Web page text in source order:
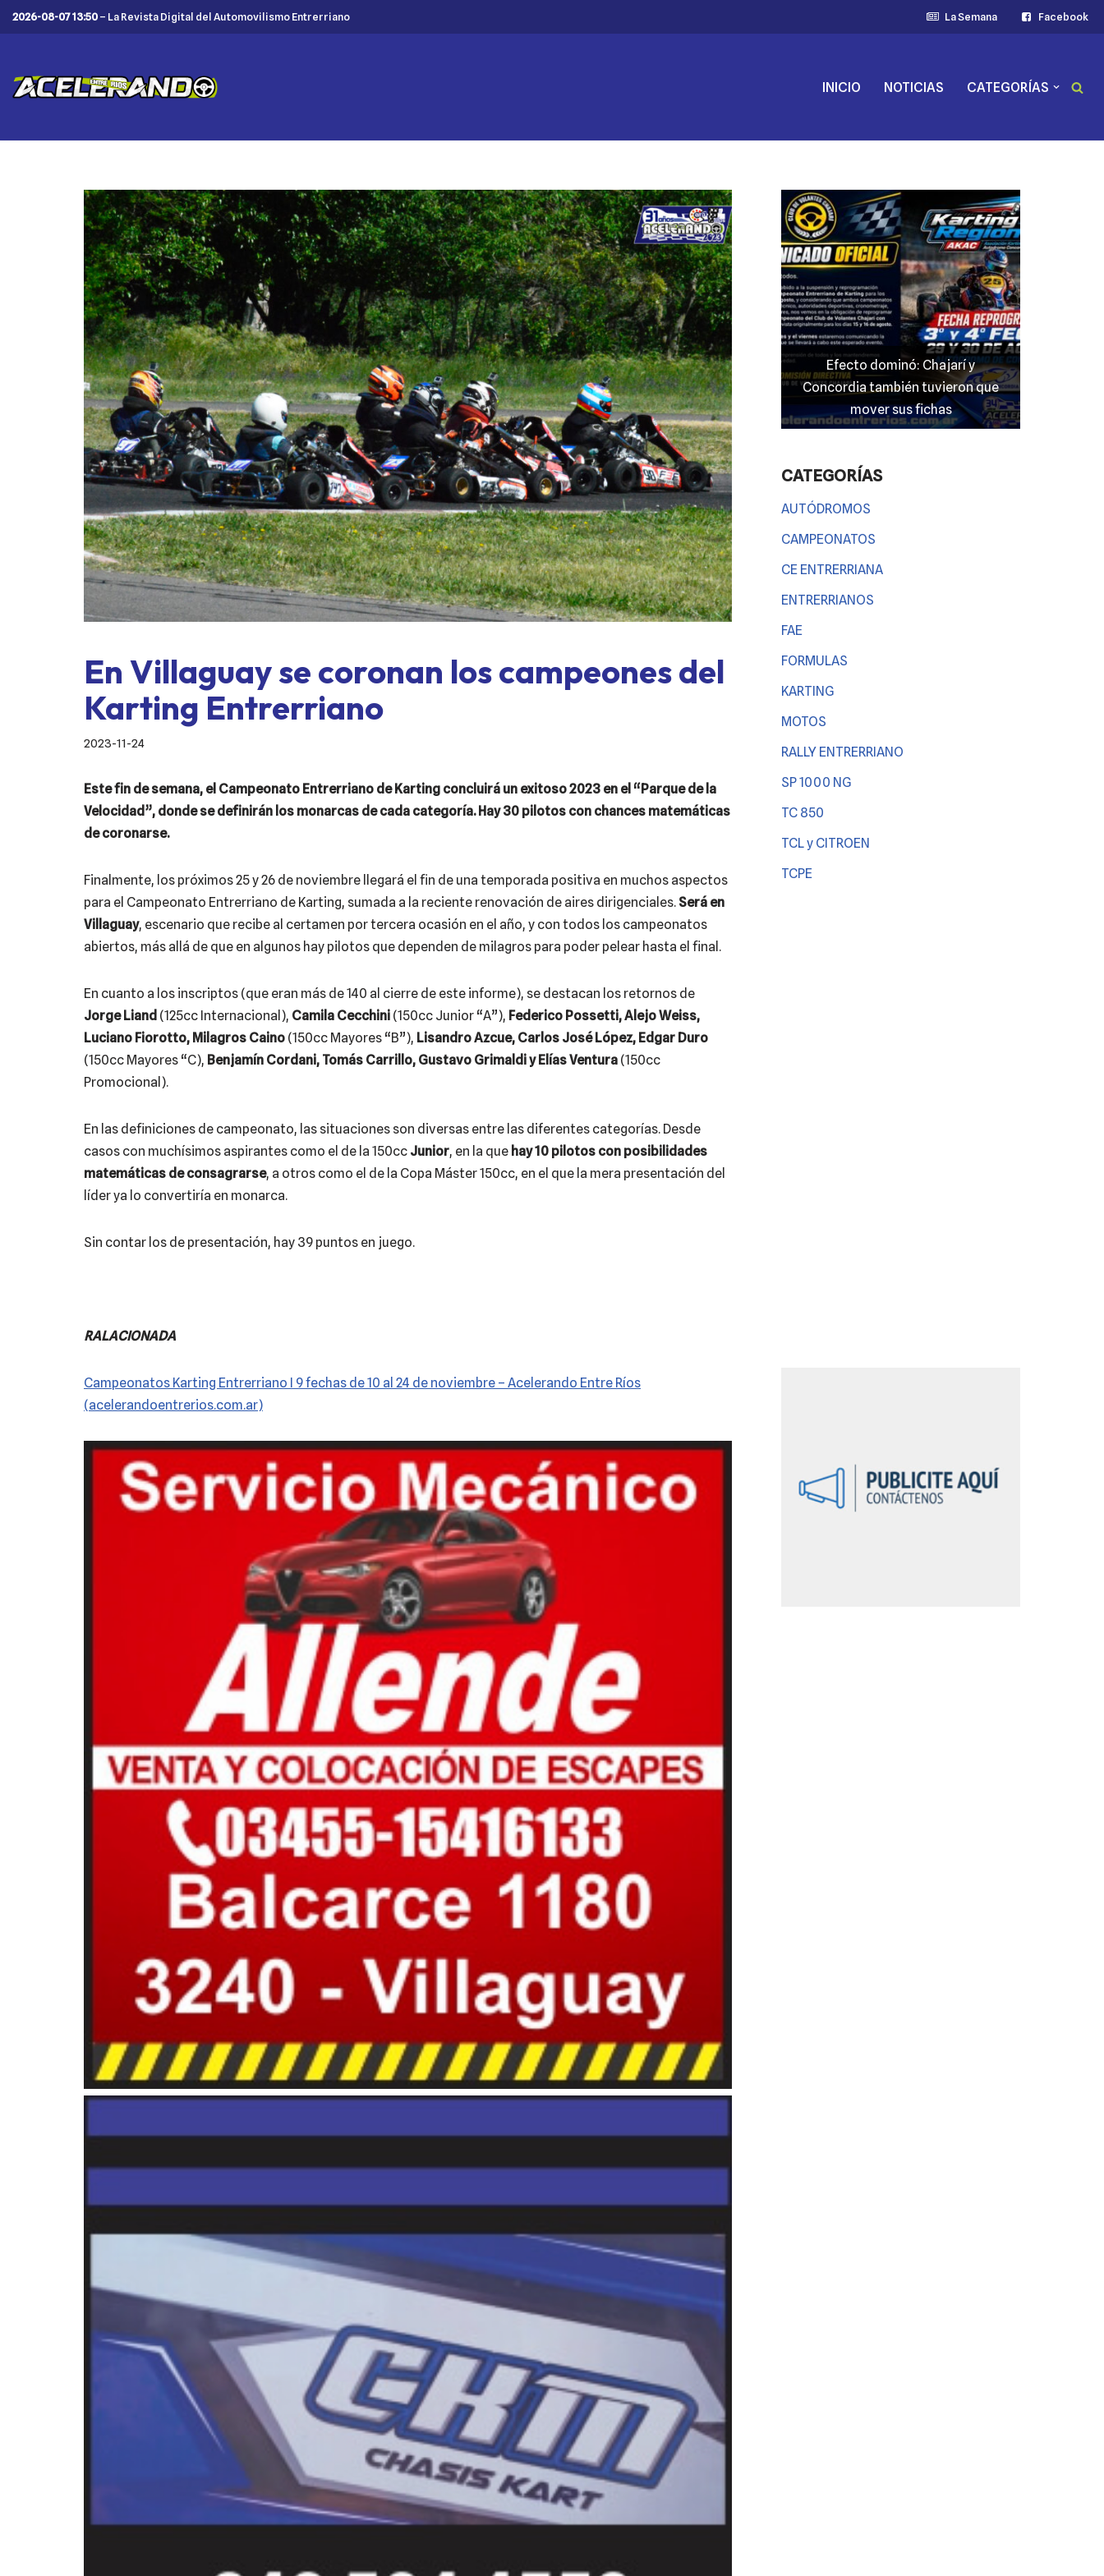
contenido
2026-08-07 13:50 – La Revista Digital del Automovilismo Entrerriano La Semana Facebook
INICIO NOTICIAS CATEGORÍAS
En Villaguay se coronan los campeones del
Karting Entrerriano
2023-11-24
Este fin de semana, el Campeonato Entrerriano de Karting concluirá un exitoso 2023 en el “Parque de la
Velocidad”, donde se definirán los monarcas de cada categoría. Hay 30 pilotos con chances matemáticas
de coronarse.
Finalmente, los próximos 25 y 26 de noviembre llegará el fin de una temporada positiva en muchos aspectos
para el Campeonato Entrerriano de Karting, sumada a la reciente renovación de aires dirigenciales. Será en
Villaguay, escenario que recibe al certamen por tercera ocasión en el año, y con todos los campeonatos
abiertos, más allá de que en algunos hay pilotos que dependen de milagros para poder pelear hasta el final.
En cuanto a los inscriptos (que eran más de 140 al cierre de este informe), se destacan los retornos de
Jorge Liand (125cc Internacional), Camila Cecchini (150cc Junior “A”), Federico Possetti, Alejo Weiss,
Luciano Fiorotto, Milagros Caino (150cc Mayores “B”), Lisandro Azcue, Carlos José López, Edgar Duro
(150cc Mayores “C), Benjamín Cordani, Tomás Carrillo, Gustavo Grimaldi y Elías Ventura (150cc
Promocional).
En las definiciones de campeonato, las situaciones son diversas entre las diferentes categorías. Desde
casos con muchísimos aspirantes como el de la 150cc Junior, en la que hay 10 pilotos con posibilidades
matemáticas de consagrarse, a otros como el de la Copa Máster 150cc, en el que la mera presentación del
líder ya lo convertiría en monarca.
Sin contar los de presentación, hay 39 puntos en juego.
RALACIONADA
Campeonatos Karting Entrerriano I 9 fechas de 10 al 24 de noviembre – Acelerando Entre Ríos
(acelerandoentrerios.com.ar)
ASME al límite: Paraná, formato
exprés y un domingo a todo o nada
Efecto dominó: Chajarí y
Concordia también tuvieron que
mover sus fichas
CATEGORÍAS
AUTÓDROMOS
CAMPEONATOS
CE ENTRERRIANA
ENTRERRIANOS
FAE
FORMULAS
KARTING
MOTOS
RALLY ENTRERRIANO
SP 1000 NG
TC 850
TCL y CITROEN
TCPE